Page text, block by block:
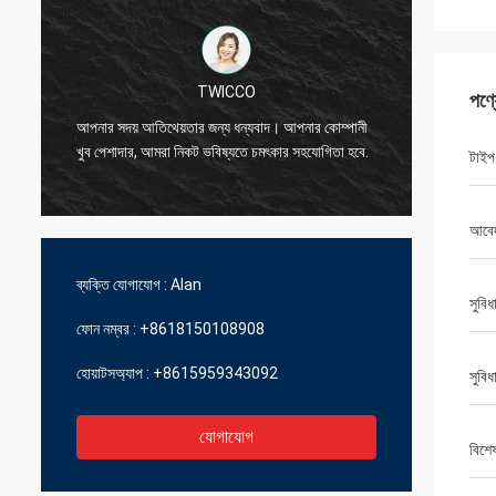
TWICCO
আপনার সদয় আতিথেয়তার জন্য ধন্যবাদ। আপনার কোম্পানী
খুব পেশাদার, আমরা নিকট ভবিষ্যতে চমৎকার সহযোগিতা হবে.
ব্যক্তি যোগাযোগ : Alan
ফোন নম্বর : +8618150108908
হোয়াটসঅ্যাপ : +8615959343092
যোগাযোগ
টাইপ